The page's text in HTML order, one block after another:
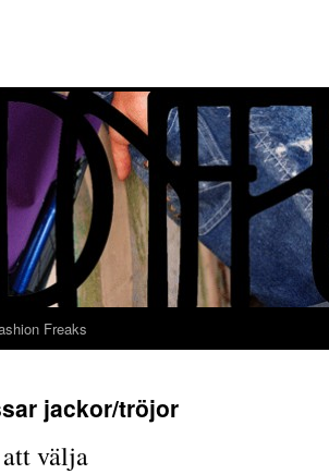
Freaks
jackor/tröjor
välja